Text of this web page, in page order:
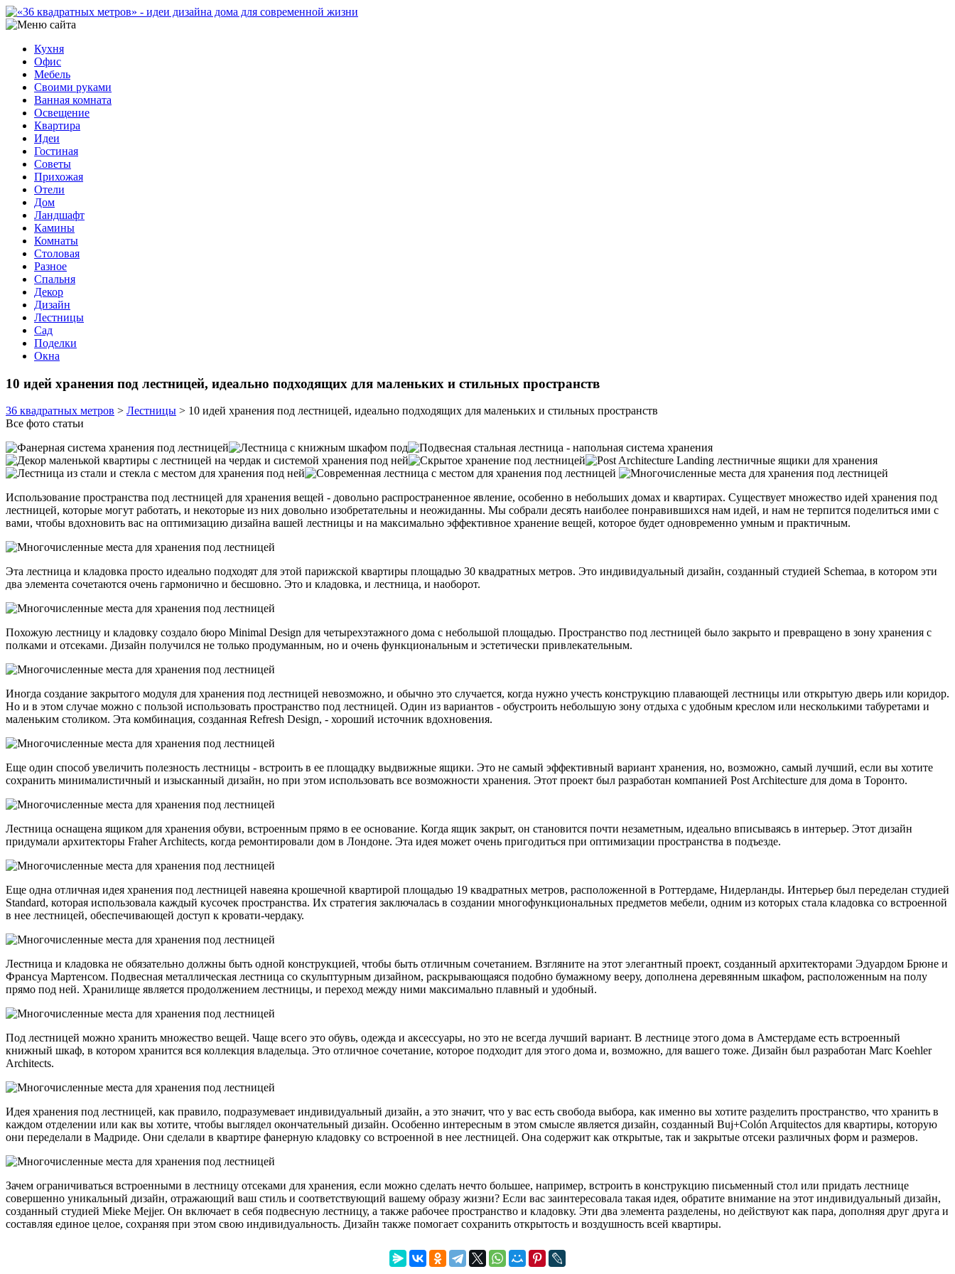
Кухня
Офис
Мебель
Своими руками
Ванная комната
Освещение
Квартира
Идеи
Гостиная
Советы
Прихожая
Отели
Дом
Ландшафт
Камины
Комнаты
Столовая
Разное
Спальня
Декор
Дизайн
Лестницы
Сад
Поделки
Окна
10 идей хранения под лестницей, идеально подходящих для маленьких и стильных пространств
36 квадратных метров > Лестницы > 10 идей хранения под лестницей, идеально подходящих для маленьких и стильных пространств
Все фото статьи
Использование пространства под лестницей для хранения вещей - довольно распространенное явление, особенно в небольших домах и квартирах. Существует множество идей хранения под
лестницей, которые могут работать, и некоторые из них довольно изобретательны и неожиданны. Мы собрали десять наиболее понравившихся нам идей, и нам не терпится поделиться ими с
вами, чтобы вдохновить вас на оптимизацию дизайна вашей лестницы и на максимально эффективное хранение вещей, которое будет одновременно умным и практичным.
Эта лестница и кладовка просто идеально подходят для этой парижской квартиры площадью 30 квадратных метров. Это индивидуальный дизайн, созданный студией Schemaa, в котором эти
два элемента сочетаются очень гармонично и бесшовно. Это и кладовка, и лестница, и наоборот.
Похожую лестницу и кладовку создало бюро Minimal Design для четырехэтажного дома с небольшой площадью. Пространство под лестницей было закрыто и превращено в зону хранения с
полками и отсеками. Дизайн получился не только продуманным, но и очень функциональным и эстетически привлекательным.
Иногда создание закрытого модуля для хранения под лестницей невозможно, и обычно это случается, когда нужно учесть конструкцию плавающей лестницы или открытую дверь или коридор.
Но и в этом случае можно с пользой использовать пространство под лестницей. Один из вариантов - обустроить небольшую зону отдыха с удобным креслом или несколькими табуретами и
маленьким столиком. Эта комбинация, созданная Refresh Design, - хороший источник вдохновения.
Еще один способ увеличить полезность лестницы - встроить в ее площадку выдвижные ящики. Это не самый эффективный вариант хранения, но, возможно, самый лучший, если вы хотите
сохранить минималистичный и изысканный дизайн, но при этом использовать все возможности хранения. Этот проект был разработан компанией Post Architecture для дома в Торонто.
Лестница оснащена ящиком для хранения обуви, встроенным прямо в ее основание. Когда ящик закрыт, он становится почти незаметным, идеально вписываясь в интерьер. Этот дизайн
придумали архитекторы Fraher Architects, когда ремонтировали дом в Лондоне. Эта идея может очень пригодиться при оптимизации пространства в подъезде.
Еще одна отличная идея хранения под лестницей навеяна крошечной квартирой площадью 19 квадратных метров, расположенной в Роттердаме, Нидерланды. Интерьер был переделан студией
Standard, которая использовала каждый кусочек пространства. Их стратегия заключалась в создании многофункциональных предметов мебели, одним из которых стала кладовка со встроенной
в нее лестницей, обеспечивающей доступ к кровати-чердаку.
Лестница и кладовка не обязательно должны быть одной конструкцией, чтобы быть отличным сочетанием. Взгляните на этот элегантный проект, созданный архитекторами Эдуардом Брюне и
Франсуа Мартенсом. Подвесная металлическая лестница со скульптурным дизайном, раскрывающаяся подобно бумажному вееру, дополнена деревянным шкафом, расположенным на полу
прямо под ней. Хранилище является продолжением лестницы, и переход между ними максимально плавный и удобный.
Под лестницей можно хранить множество вещей. Чаще всего это обувь, одежда и аксессуары, но это не всегда лучший вариант. В лестнице этого дома в Амстердаме есть встроенный
книжный шкаф, в котором хранится вся коллекция владельца. Это отличное сочетание, которое подходит для этого дома и, возможно, для вашего тоже. Дизайн был разработан Marc Koehler
Architects.
Идея хранения под лестницей, как правило, подразумевает индивидуальный дизайн, а это значит, что у вас есть свобода выбора, как именно вы хотите разделить пространство, что хранить в
каждом отделении или как вы хотите, чтобы выглядел окончательный дизайн. Особенно интересным в этом смысле является дизайн, созданный Buj+Colón Arquitectos для квартиры, которую
они переделали в Мадриде. Они сделали в квартире фанерную кладовку со встроенной в нее лестницей. Она содержит как открытые, так и закрытые отсеки различных форм и размеров.
Зачем ограничиваться встроенными в лестницу отсеками для хранения, если можно сделать нечто большее, например, встроить в конструкцию письменный стол или придать лестнице
совершенно уникальный дизайн, отражающий ваш стиль и соответствующий вашему образу жизни? Если вас заинтересовала такая идея, обратите внимание на этот индивидуальный дизайн,
созданный студией Mieke Mejjer. Он включает в себя подвесную лестницу, а также рабочее пространство и кладовку. Эти два элемента разделены, но действуют как пара, дополняя друг друга и
составляя единое целое, сохраняя при этом свою индивидуальность. Дизайн также помогает сохранить открытость и воздушность всей квартиры.